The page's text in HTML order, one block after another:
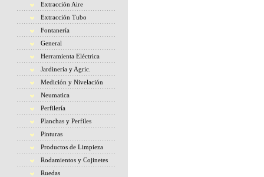
Extracción Aire
Extracción Tubo
Fontanería
General
Herramienta Eléctrica
Jardineria y Agric.
Medición y Nivelación
Neumatica
Perfilería
Planchas y Perfiles
Pinturas
Productos de Limpieza
Rodamientos y Cojinetes
Ruedas